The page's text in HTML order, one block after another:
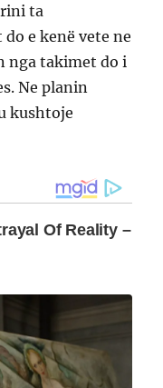
ta
e kenë vete ne
nga takimet do i
Ne planin
kushtoje